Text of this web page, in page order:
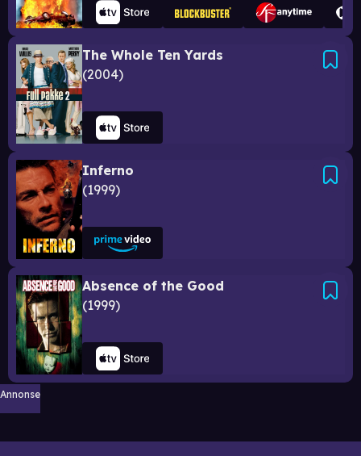
The Whole Ten Yards
2004
Inferno
1999
Absence of the Good
1999
Annonse